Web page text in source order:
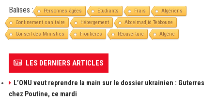
Balises : Personnes âgées Etudiants Frais
Algériens
Confinement sanitaire
Hébergement
Abdelmadjid Tebboune
Conseil des Ministres
Frontières Réouverture Algérie
LES DERNIERS ARTICLES
L’ONU veut reprendre la main sur le dossier ukrainien : Guterres
chez Poutine, ce mardi